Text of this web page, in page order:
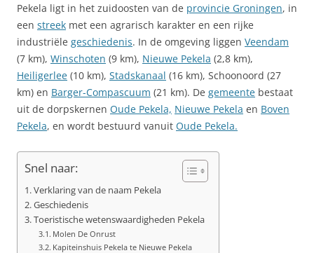
Pekela ligt in het zuidoosten van de provincie Groningen, in
een streek met een agrarisch karakter en een rijke
industriële geschiedenis. In de omgeving liggen Veendam
(7 km), Winschoten (9 km), Nieuwe Pekela (2,8 km),
Heiligerlee (10 km), Stadskanaal (16 km), Schoonoord (27
km) en Barger-Compascuum (21 km). De gemeente bestaat
uit de dorpskernen Oude Pekela, Nieuwe Pekela en Boven
Pekela, en wordt bestuurd vanuit Oude Pekela.
Snel naar:
Verklaring van de naam Pekela
Geschiedenis
Toeristische wetenswaardigheden Pekela
Molen De Onrust
Kapiteinshuis Pekela te Nieuwe Pekela